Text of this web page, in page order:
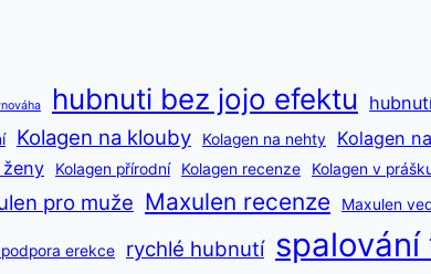
hubnuti bez jojo efektu
Kolagen na klouby Kolagen na nehty Kolagen
Kolagen přírodní Kolagen recenze Kolagen v
pro muže Maxulen recenze Maxulen
erekce rychlé hubnutí spalování